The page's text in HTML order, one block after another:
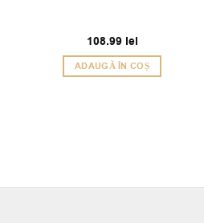
108.99 lei
ADAUGĂ ÎN COȘ